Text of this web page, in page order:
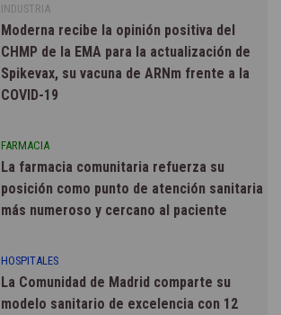
INDUSTRIA
Moderna recibe la opinión positiva del
CHMP de la EMA para la actualización de
Spikevax, su vacuna de ARNm frente a la
COVID-19
FARMACIA
La farmacia comunitaria refuerza su
posición como punto de atención sanitaria
más numeroso y cercano al paciente
HOSPITALES
La Comunidad de Madrid comparte su
modelo sanitario de excelencia con 12